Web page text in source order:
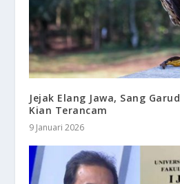
Jejak Elang Jawa, Sang
Kian Terancam
9 Januari 2026